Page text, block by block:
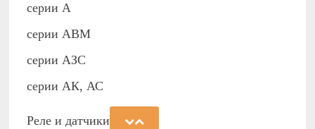
серии А
серии АВМ
cерии АЗС
серии АК, АС
Реле и датчики